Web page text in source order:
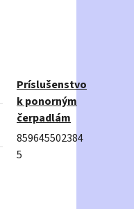
Príslušenstvo
k ponorným
čerpadlám
859645502384
5